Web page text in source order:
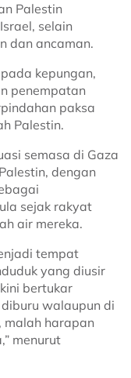
Palestin
selain
dan ancaman.
kepungan,
penempatan
paksa
Palestin.
semasa di Gaza
dengan
sejak rakyat
air mereka.
tempat
yang diusir
bertukar
walaupun di
malah harapan
menurut